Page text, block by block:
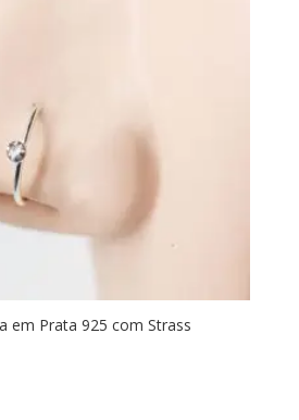
em Prata 925 com Strass